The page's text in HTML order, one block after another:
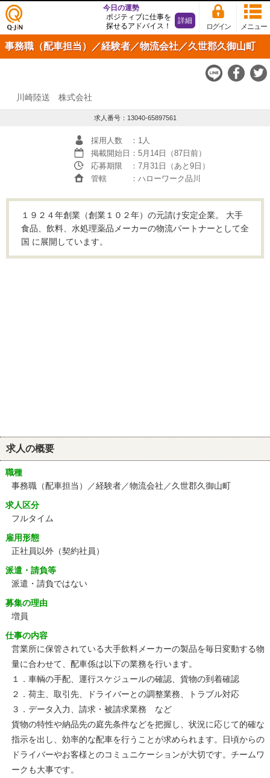
仕事
探し
の求
Q-JiN
メニュー
ログイン
今日の運勢
ポジティブに仕事を
探せるアドバイス！
詳細
事務職（配車担当）／経験者／物流会社／久世郡久御山町
川崎陸送 株式会社
求人番号：13040-65897561
採用人数
：1人
掲載開始日 ：5月14日（87日前）
応募期限
：7月31日（あと9日）
管轄
：ハローワーク品川
１９２４年創業（創業１０２年）の元請け安定企業。 大手
食品、飲料、水処理薬品メーカーの物流パートナーとして全
国 に展開しています。
求人の概要
職種
事務職（配車担当）／経験者／物流会社／久世郡久御山町
求人区分
フルタイム
雇用形態
正社員以外（契約社員）
派遣・請負等
派遣・請負ではない
募集の理由
増員
仕事の内容
営業所に保管されている大手飲料メーカーの製品を毎日変動する物
量に合わせて、配車係は以下の業務を行います。
１．車輌の手配、運行スケジュールの確認、貨物の到着確認
２．荷主、取引先、ドライバーとの調整業務、トラブル対応
３．データ入力、請求・被請求業務 など
貨物の特性や納品先の庭先条件などを把握し、状況に応じて的確な
指示を出し、効率的な配車を行うことが求められます。日頃からの
ドライバーやお客様とのコミュニケーションが大切です。チームワ
ークも大事です。